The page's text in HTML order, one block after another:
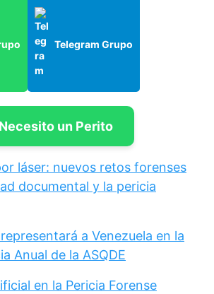
Telegram Grupo
Necesito un Perito
láser: nuevos retos forenses
documental y la pericia
a Venezuela en la
Anual de la ASQDE
en la Pericia Forense